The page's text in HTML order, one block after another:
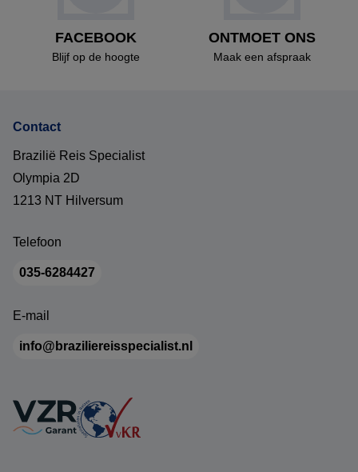
FACEBOOK
Blijf op de hoogte
ONTMOET ONS
Maak een afspraak
Contact
Brazilië Reis Specialist
Olympia 2D
1213 NT Hilversum
Telefoon
035-6284427
E-mail
info@braziliereisspecialist.nl